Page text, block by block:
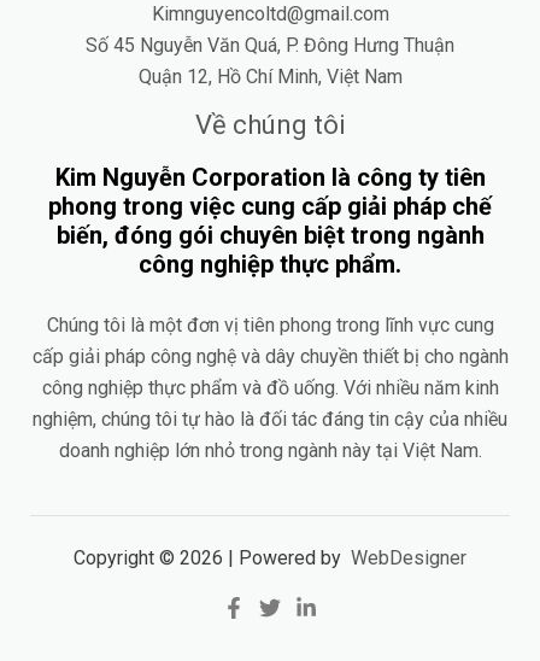
Kimnguyencoltd@gmail.com
Số 45 Nguyễn Văn Quá, P. Đông Hưng Thuận
Quận 12, Hồ Chí Minh, Việt Nam
Về chúng tôi
Kim Nguyễn Corporation là công ty tiên
phong trong việc cung cấp giải pháp chế
biến, đóng gói chuyên biệt trong ngành
công nghiệp thực phẩm.
Chúng tôi là một đơn vị tiên phong trong lĩnh vực cung
cấp giải pháp công nghệ và dây chuyền thiết bị cho ngành
công nghiệp thực phẩm và đồ uống. Với nhiều năm kinh
nghiệm, chúng tôi tự hào là đối tác đáng tin cậy của nhiều
doanh nghiệp lớn nhỏ trong ngành này tại Việt Nam.
Copyright © 2026 | Powered by WebDesigner